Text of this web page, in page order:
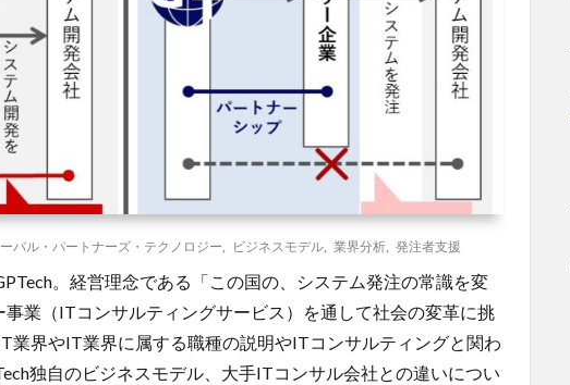
バル・パートナーズ・テクノロジー ビジネスモデル 業界分析 発注者支援
。経営理念である「この国の、システム発注の常識を変
業（ITコンサルティングサービス）を通して社会の変革に挑
業界やIT業界に属する職種の説明やITコンサルティングと関わ
独自のビジネスモデル、大手ITコンサル会社との違いについ